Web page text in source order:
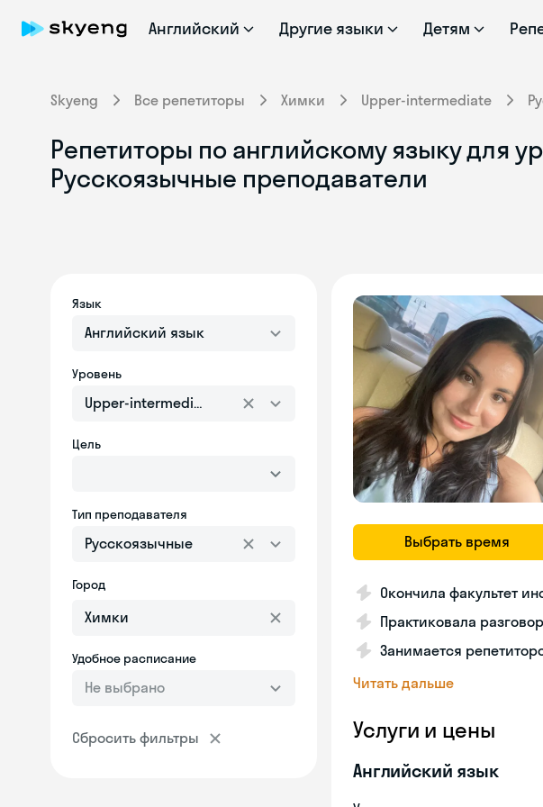
Английский Другие языки Детям
Skyeng Все репетиторы Химки Upper-intermediate
Репетиторы по английскому языку для
Русскоязычные преподаватели
Язык
Английский язык
Уровень
Upper-intermediate
Цель
Тип преподавателя
Русскоязычные
Город
Удобное расписание
Не выбрано
Сбросить фильтры
Выбрать время
Окончила факультет
Практиковала
Занимается
Читать дальше
Услуги и цены
Английский язык